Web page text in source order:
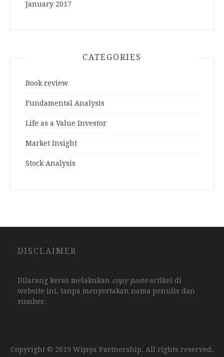
January 2017
CATEGORIES
Book review
Fundamental Analysis
Life as a Value Investor
Market Insight
Stock Analysis
DISCLAIMER
Dilarang keras melakukan copy pasteartikel di
website ini, tanpa menyertakan nama penulis dan
sumber.
Copyright © 2019 Wijaya Partnership. All rights reserved.